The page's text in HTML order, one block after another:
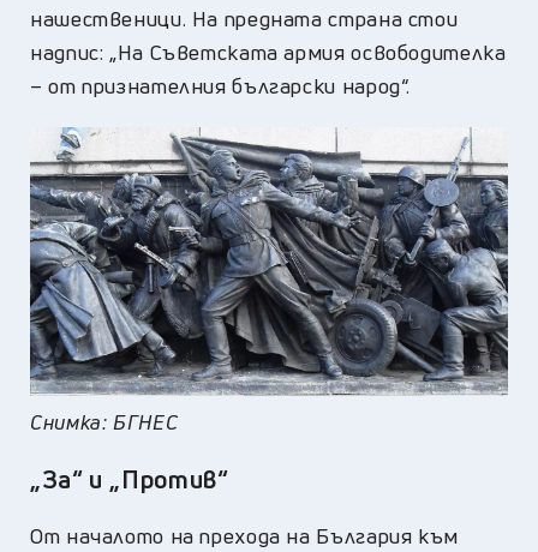
нашественици. На предната страна стои
надпис: „На Съветската армия освободителка
– от признателния български народ“.
Снимка: БГНЕС
„За“ и „Против“
От началото на прехода на България към